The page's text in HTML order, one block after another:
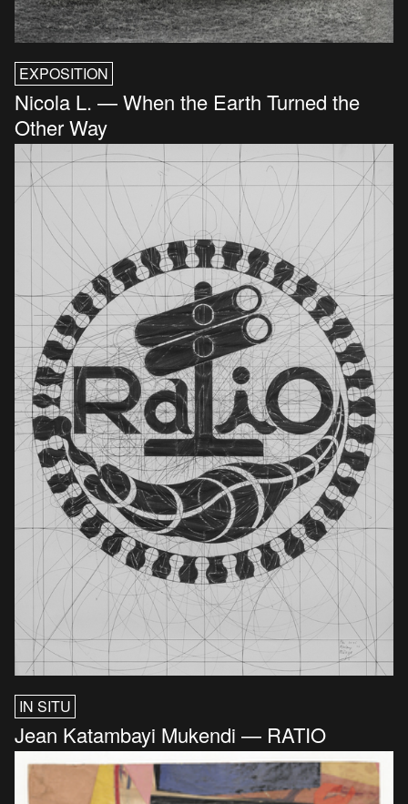
EXPOSITION
Nicola L. — When the Earth Turned the
Other Way
IN SITU
Jean Katambayi Mukendi — RATIO